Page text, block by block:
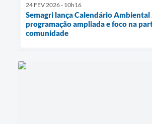
24 FEV 2026 - 10h16
Semagri lança Calendário
programação ampliada e foco na
comunidade